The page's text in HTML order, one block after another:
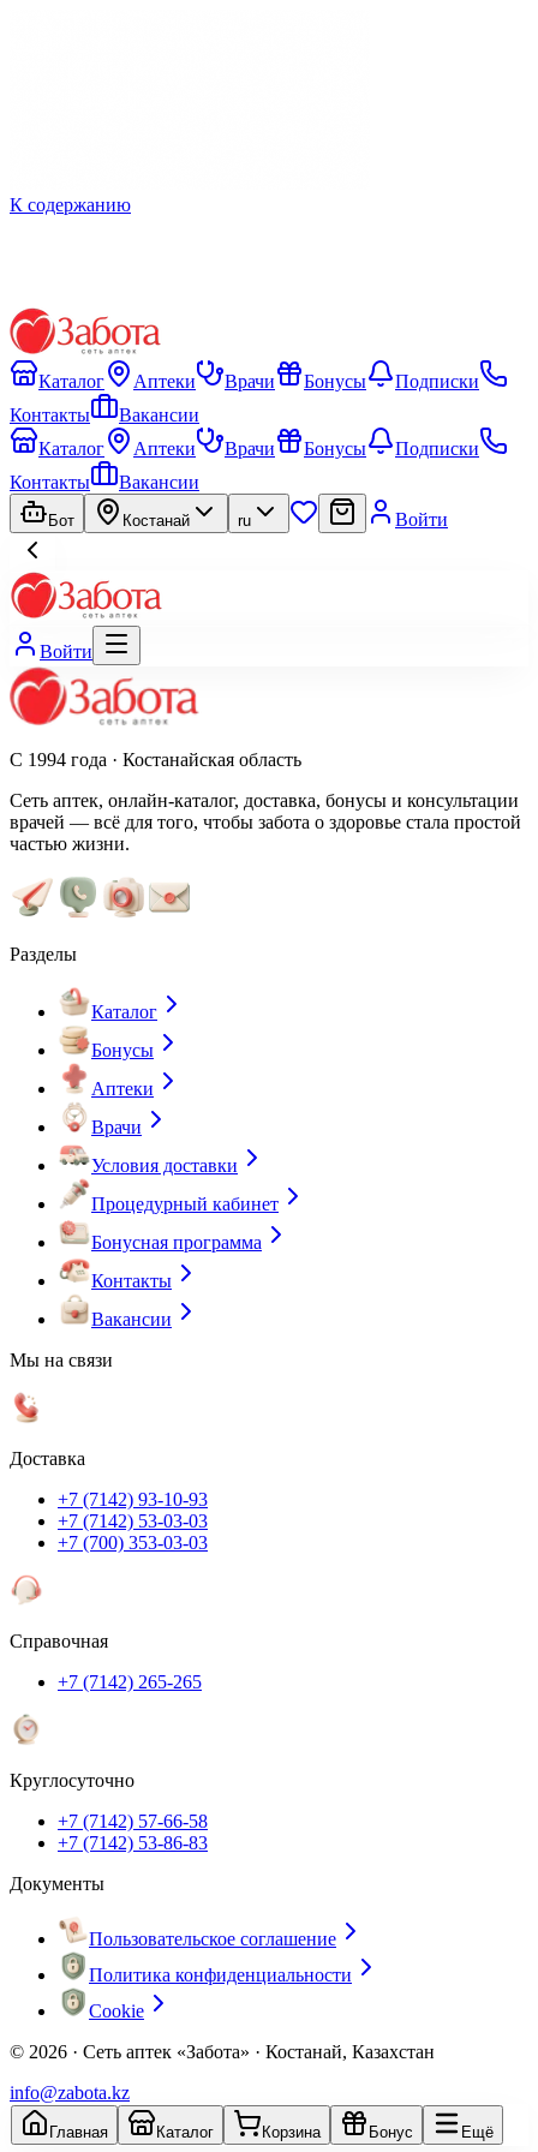
К содержанию
Каталог Аптеки Врачи Бонусы
Подписки
Контакты
Вакансии
Каталог
Аптеки Врачи Бонусы
Подписки
Контакты
Вакансии
Бот Костанай ru Войти
Войти
С 1994 года · Костанайская область
Сеть аптек, онлайн-каталог, доставка, бонусы и консультации
врачей — всё для того, чтобы забота о здоровье стала простой
частью жизни.
Разделы
Каталог
Бонусы
Аптеки
Врачи
Условия доставки
Процедурный кабинет
Бонусная программа
Контакты
Вакансии
Мы на связи
Доставка
+7 (7142) 93-10-93
+7 (7142) 53-03-03
+7 (700) 353-03-03
Справочная
+7 (7142) 265-265
Круглосуточно
+7 (7142) 57-66-58
+7 (7142) 53-86-83
Документы
Пользовательское соглашение
Политика конфиденциальности
Cookie
© 2026 · Сеть аптек «Забота» · Костанай, Казахстан
info@zabota.kz
Главная Каталог Корзина Бонус Ещё